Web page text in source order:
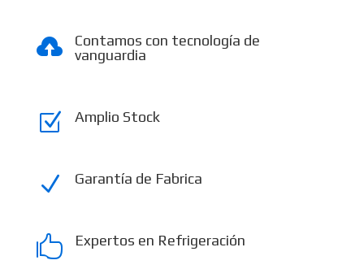

Contamos con tecnología de
vanguardia
Z Amplio Stock
N Garantía de Fabrica
 Expertos en Refrigeración